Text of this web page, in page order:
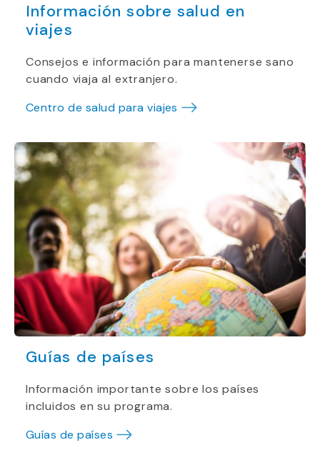
Información sobre salud en
viajes
Consejos e información para mantenerse sano
cuando viaja al extranjero.
Centro de salud para viajes
Guías de países
Información importante sobre los países
incluidos en su programa.
Guías de países